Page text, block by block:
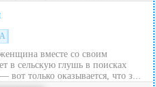
вместе со своим
в сельскую глушь в поисках
только оказывается, что з...